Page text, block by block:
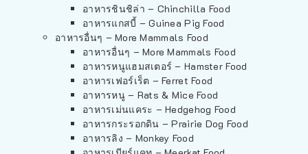
อาหารชินชิล่า – Chinchilla Food
อาหารแกสบี้ – Guinea Pig Food
อาหารอื่นๆ – More Mammals Food
อาหารอื่นๆ – More Mammals Food
อาหารหนูแฮมสเตอร์ – Hamster Food
อาหารเฟอร์เร็ต – Ferret Food
อาหารหนู – Rats & Mice Food
อาหารเม่นแคระ – Hedgehog Food
อาหารกระรอกดิน – Prairie Dog Food
อาหารลิง – Monkey Food